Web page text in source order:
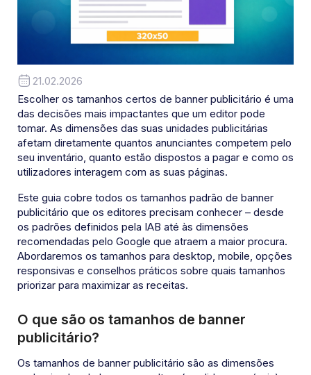
21.02.2026
Escolher os tamanhos certos de banner publicitário é uma
das decisões mais impactantes que um editor pode
tomar. As dimensões das suas unidades publicitárias
afetam diretamente quantos anunciantes competem pelo
seu inventário, quanto estão dispostos a pagar e como os
utilizadores interagem com as suas páginas.
Este guia cobre todos os tamanhos padrão de banner
publicitário que os editores precisam conhecer – desde
os padrões definidos pela IAB até às dimensões
recomendadas pelo Google que atraem a maior procura.
Abordaremos os tamanhos para desktop, mobile, opções
responsivas e conselhos práticos sobre quais tamanhos
priorizar para maximizar as receitas.
O que são os tamanhos de banner
publicitário?
Os tamanhos de banner publicitário são as dimensões